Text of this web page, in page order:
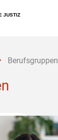
JUSTIZ
Berufsgruppen